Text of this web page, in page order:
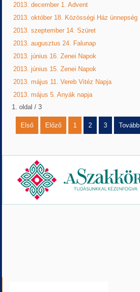
2013. december 1. Advent
2013. október 18. Közösségi Ház ünnepség
2013. szeptember 14. Szüret
2013. augusztus 24. Falunap
2013. június 16. Zenei Napok
2013. június 15. Zenei Napok
2013. május 11. Vereb Vitéz Napja
2013. május 5. Anyák napja
1. oldal / 3
Első Előző 1 2 3 Tovább